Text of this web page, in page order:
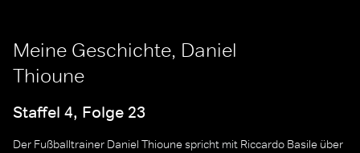
Meine Geschichte, Daniel
Thioune
Staffel 4, Folge 23
Der Fußballtrainer Daniel Thioune spricht mit Riccardo Basile über